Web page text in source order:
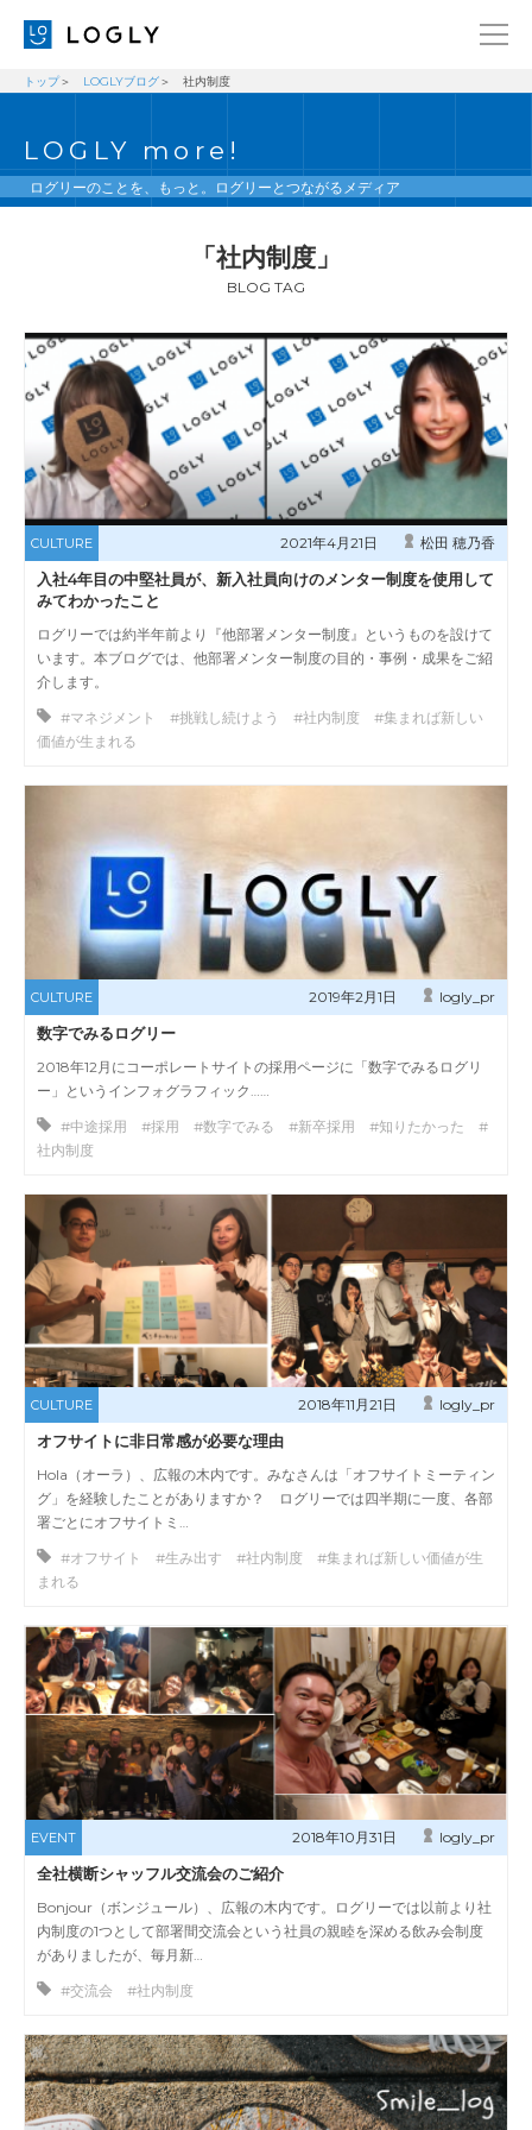
日本語
経営理念
メッセージ
事業内容
採用情報
IR
お問い合わせ
トップ LOGLYブログ 社内制度
LOGLY more!
ログリーのことを、もっと。ログリーとつながるメディア
「社内制度」
BLOG TAG
CULTURE 2021年4月21日 松田 穂乃香
入社4年目の中堅社員が、新入社員向けのメンター制度を使用して
みてわかったこと
ログリーでは約半年前より『他部署メンター制度』というものを設けて
います。本ブログでは、他部署メンター制度の目的・事例・成果をご紹
介します。
#マネジメント #挑戦し続けよう #社内制度 #集まれば新しい
価値が生まれる
CULTURE 2019年2月1日 logly_pr
数字でみるログリー
2018年12月にコーポレートサイトの採用ページに「数字でみるログリ
ー」というインフォグラフィック……
#中途採用 #採用 #数字でみる #新卒採用 #知りたかった #
社内制度
CULTURE 2018年11月21日 logly_pr
オフサイトに非日常感が必要な理由
Hola（オーラ）、広報の木内です。みなさんは「オフサイトミーティン
グ」を経験したことがありますか？ ログリーでは四半期に一度、各部
署ごとにオフサイトミ…
#オフサイト #生み出す #社内制度 #集まれば新しい価値が生
まれる
EVENT 2018年10月31日 logly_pr
全社横断シャッフル交流会のご紹介
Bonjour（ボンジュール）、広報の木内です。ログリーでは以前より社
内制度の1つとして部署間交流会という社員の親睦を深める飲み会制度
がありましたが、毎月新…
#交流会 #社内制度